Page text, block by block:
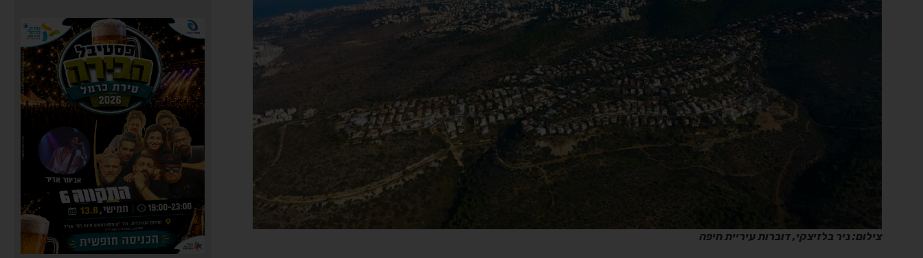
צילום: ניר בלזיצקי, דוברות עיריית חיפה